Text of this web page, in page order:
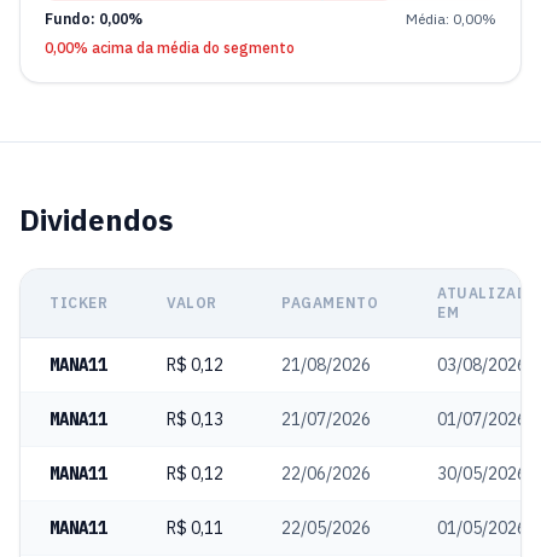
Fundo: 0,00%
Média: 0,00%
0,00% acima da média do segmento
Dividendos
TICKER VALOR PAGAMENTO
ATUALIZADO
EM
MANA11 R$ 0,12 21/08/2026 03/08/2026
MANA11 R$ 0,13 21/07/2026 01/07/2026
MANA11 R$ 0,12 22/06/2026 30/05/2026
MANA11 R$ 0,11 22/05/2026 01/05/2026